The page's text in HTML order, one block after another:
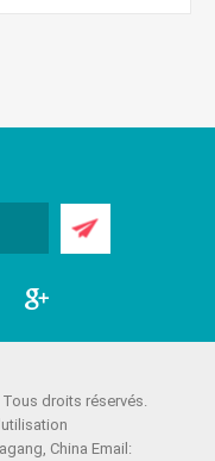
droits réservés.
China Email: